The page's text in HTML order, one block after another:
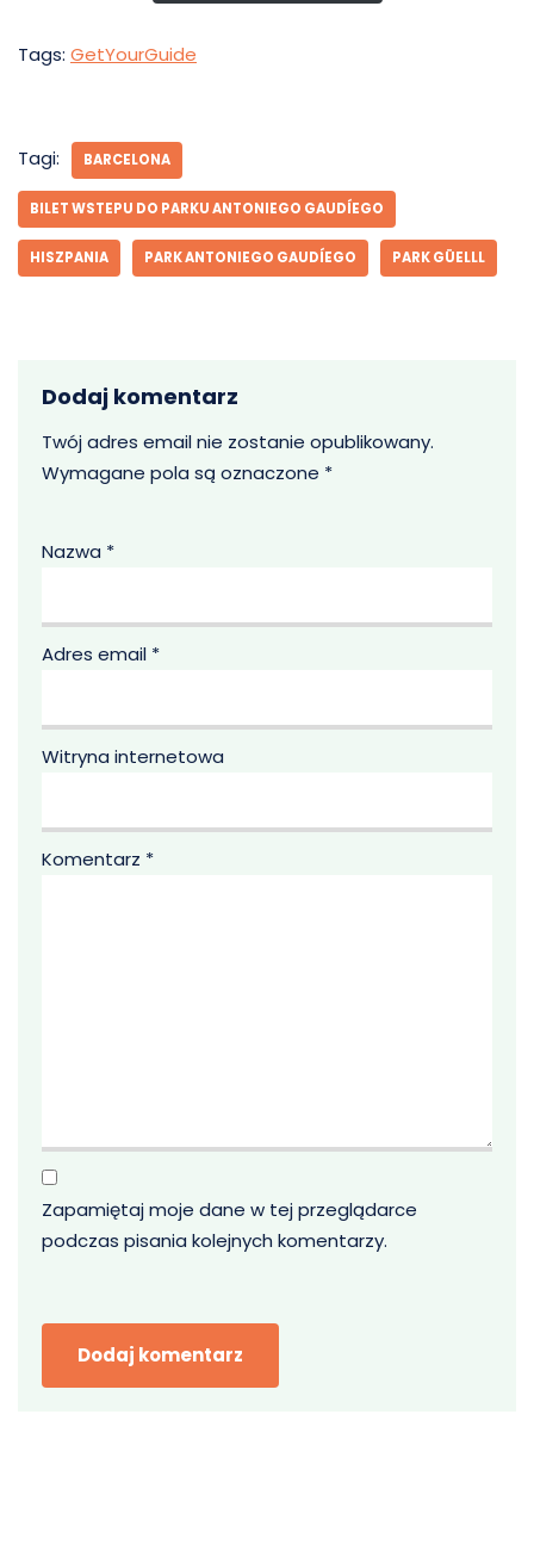
Tags: GetYourGuide
Tagi: BARCELONA
BILET WSTEPU DO PARKU ANTONIEGO GAUDÍEGO
HISZPANIA PARK ANTONIEGO GAUDÍEGO PARK GÜELLL
Dodaj komentarz
Twój adres email nie zostanie opublikowany.
Wymagane pola są oznaczone *
Nazwa *
Adres email *
Witryna internetowa
Komentarz *
Zapamiętaj moje dane w tej przeglądarce
podczas pisania kolejnych komentarzy.